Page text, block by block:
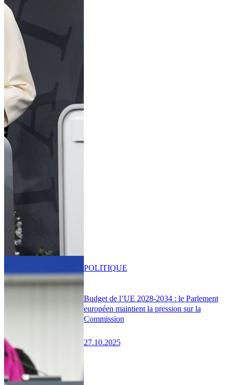
Budget de l’UE 2028-2034 : le Parlement
européen maintient la pression sur la
Commission
27.10.2025
POLITIQUE